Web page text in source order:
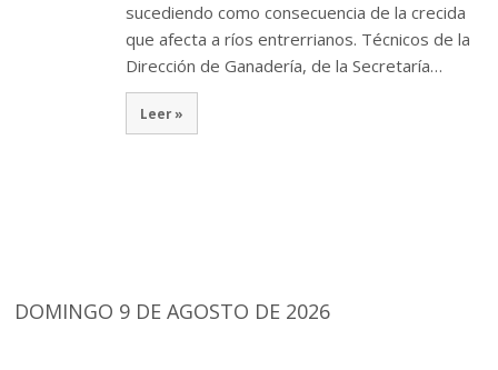
sucediendo como consecuencia de la crecida
que afecta a ríos entrerrianos. Técnicos de la
Dirección de Ganadería, de la Secretaría…
Leer »
DOMINGO 9 DE AGOSTO DE 2026